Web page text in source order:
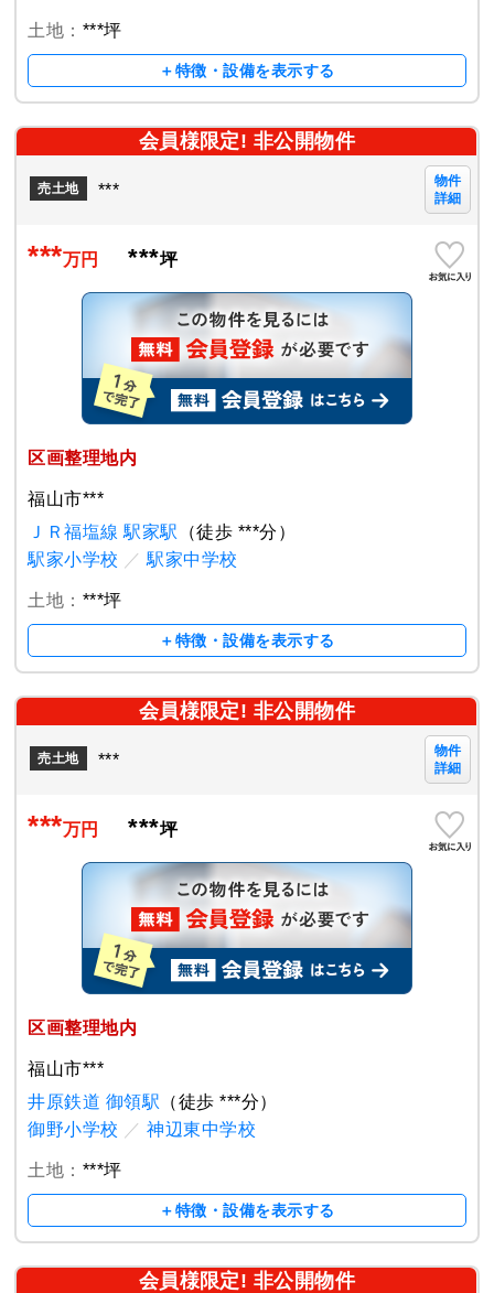
土地： ***坪
＋特徴・設備を表示する
会員様限定! 非公開物件
売土地 ***
物件
詳細
***万円 ***坪
区画整理地内
福山市***
ＪＲ福塩線 駅家駅
（徒歩 ***分）
駅家小学校 ／ 駅家中学校
土地： ***坪
＋特徴・設備を表示する
会員様限定! 非公開物件
売土地 ***
物件
詳細
***万円 ***坪
区画整理地内
福山市***
井原鉄道 御領駅 （徒歩 ***分）
御野小学校 ／ 神辺東中学校
土地： ***坪
＋特徴・設備を表示する
会員様限定! 非公開物件